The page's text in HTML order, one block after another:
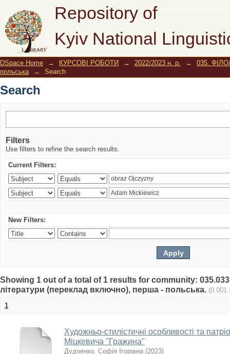
Repository of
Kyiv National
Search
DSpace Home → КУРСОВІ РОБОТИ → 2022/2023 н. р. →
035.
польська
→ Search
Search
Filters
Use filters to refine the search results.
Current Filters:
New Filters:
Showing 1 out of a total of 1 results for community:
літератури (переклад включно), перша - польська. (0.001
1
Художньо-стилістичні особливості та
Міцкевича "Гражина"
Дудченко, Софія Ігорівна (2023)